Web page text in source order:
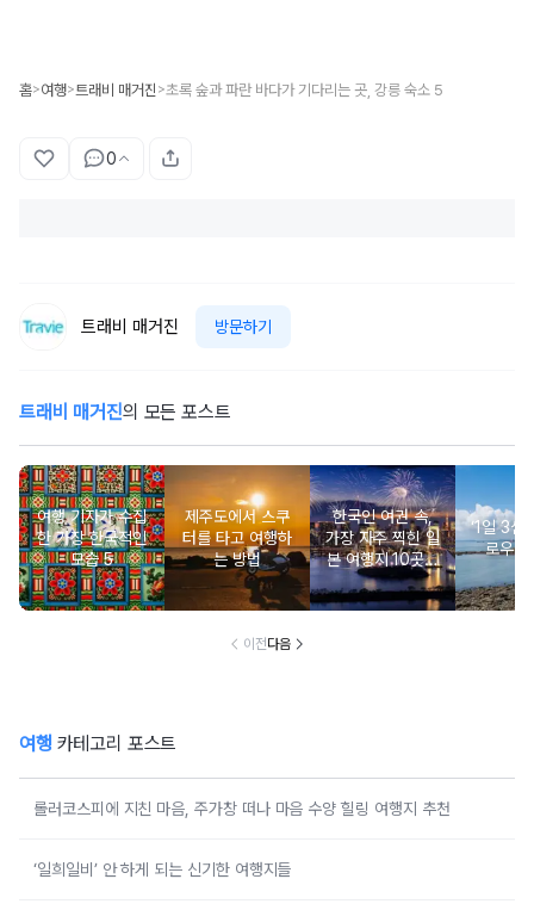
홈>여행>트래비 매거진 >초록 숲과 파란 바다가 기다리는 곳, 강릉 숙소 5
0
트래비 매거진 방문하기
트래비 매거진의 모든 포스트
여행 기자가 수집
한 가장 한국적인
모습 5
제주도에서 스쿠
터를 타고 여행하
는 방법
한국인 여권 속,
가장 자주 찍힌 일
본 여행지 10곳은
어디?
‘1일 3섬
로우아
이전다음
여행 카테고리 포스트
롤러코스피에 지친 마음, 주가창 떠나 마음 수양 힐링 여행지 추천
‘일희일비’ 안 하게 되는 신기한 여행지들